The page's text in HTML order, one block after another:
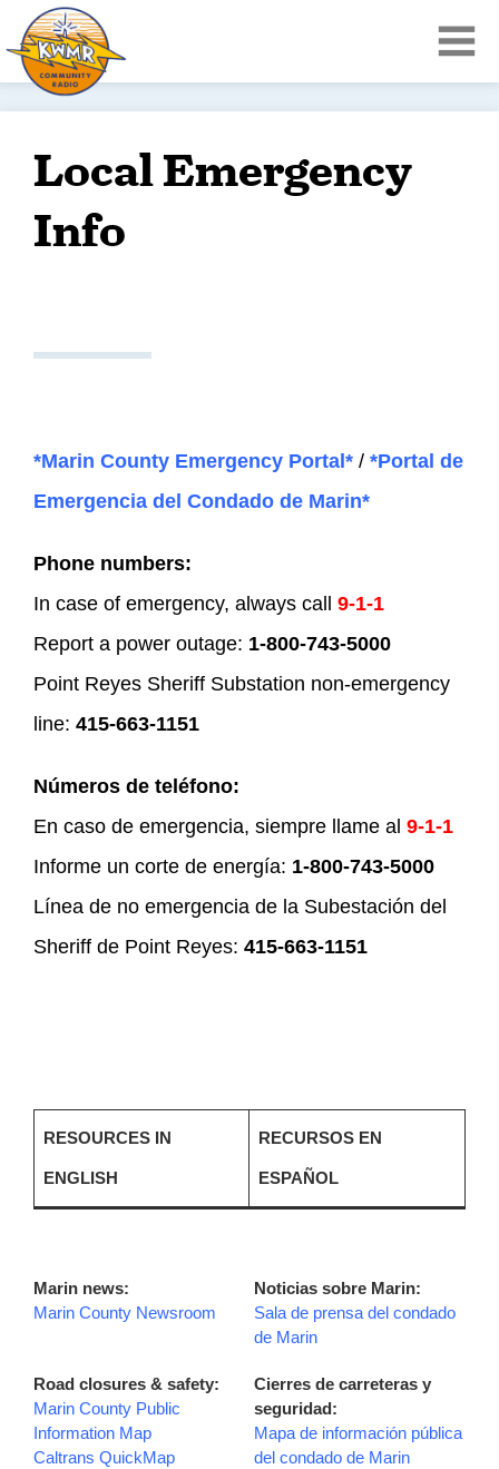
Local Emergency
Info
*Marin County Emergency Portal* / *Portal de
Emergencia del Condado de Marin*
Phone numbers:
In case of emergency, always call 9-1-1
Report a power outage: 1-800-743-5000
Point Reyes Sheriff Substation non-emergency
line: 415-663-1151
Números de teléfono:
En caso de emergencia, siempre llame al 9-1-1
Informe un corte de energía: 1-800-743-5000
Línea de no emergencia de la Subestación del
Sheriff de Point Reyes: 415-663-1151
RESOURCES IN
ENGLISH
RECURSOS EN
ESPAÑOL
Marin news:
Marin County Newsroom
Noticias sobre Marin:
Sala de prensa del condado
de Marin
Road closures & safety:
Marin County Public
Information Map
Caltrans QuickMap
Cierres de carreteras y
seguridad:
Mapa de información pública
del condado de Marin